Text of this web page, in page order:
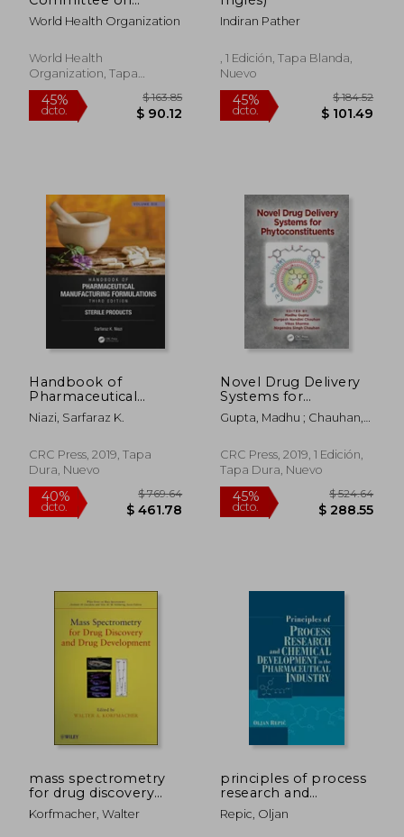
45%
dcto.
$ 127.30 45%
dcto.
Biological
Standardization: Sixty-
Inglés)
World Health Organization
World Health
Organization, Tapa
Blanda, Nuevo
Indiran Pather
, 1 Edición, Tapa Blanda,
Nuevo
Handbook of
Pharmaceutical
Manufacturing
Formulations, Third
Sterile Products (en
Inglés)
Niazi, Sarfaraz K.
CRC Press, 2019, Tapa
Dura, Nuevo
Novel Drug Delivery
Systems for
Phytoconstituents
(en Inglés)
Gupta, Madhu ; Chauhan,
Vikas
CRC Press, 2019, 1 Edición,
Tapa Dura, Nuevo
mass spectrometry
for drug discovery
and drug
development (en
Korfmacher, Walter
principles of process
research and
chemical
development in the
Repic, Oljan